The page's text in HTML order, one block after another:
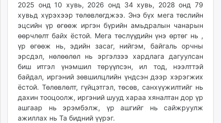
2025 онд 10 хувь, 2026 онд 34 хувь, 2028 онд 79
хувьд хүрэхээр төлөвлөгджээ. Энэ бүх мега төслийн
эцсийн үр өгөөж иргэн бүрийн амьдралын чанарын
өөрчлөлт байх ёстой. Мега төслүүдийн үнэ өртөг нь ,
үр өгөөж нь, эдийн засаг, нийгэм, байгаль орчны
эрсдэл, нөлөөлөл нь эргэлзээ хардлага дагуулсан
биш итгэл үнэмшил төрүүлсэн, ил тод, нээлттэй
байдал, иргэний зөвшилцлийн үндсэн дээр хэрэгжих
ёстой. Төлөвлөлт, гүйцэтгэл, төсөв, санхүүжилтийг нь
дахин тооцоолж, иргэний шууд хараа хяналтан дор үр
ашгаар нь эрэмбэлж, үр ашгийг нь сайжруулж
ажиллах нь Та бидний үүрэг.